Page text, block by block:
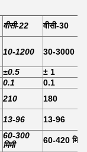
वीसी-22 वीसी-30
10-1200 30-3000
±0.5 ± 1
0.1 0.1
210 180
13-96 13-96
60-300
मिमी
60-420 मिमी